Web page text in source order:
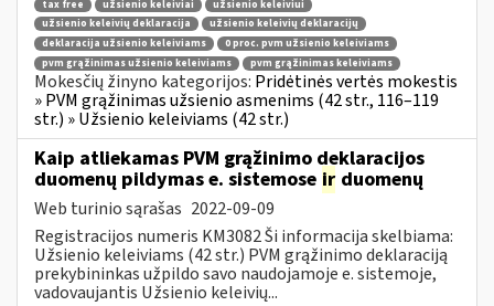
tax free
užsienio keleiviai
užsienio keleiviui
užsienio keleivių deklaracija
užsienio keleivių deklaracijų
deklaracija užsienio keleiviams
0 proc. pvm užsienio keleiviams
pvm grąžinimas užsienio keleiviams
pvm grąžinimas keleiviams
Mokesčių žinyno kategorijos: Pridėtinės vertės mokestis
» PVM grąžinimas užsienio asmenims (42 str., 116–119
str.) » Užsienio keleiviams (42 str.)
Kaip atliekamas PVM grąžinimo deklaracijos
duomenų pildymas e. sistemose ir duomenų
Web turinio sąrašas 2022-09-09
Registracijos numeris KM3082 Ši informacija skelbiama:
Užsienio keleiviams (42 str.) PVM grąžinimo deklaraciją
prekybininkas užpildo savo naudojamoje e. sistemoje,
vadovaujantis Užsienio keleivių...